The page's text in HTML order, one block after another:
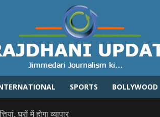
SPORTS BOLLYWOOD
घरों में होगा व्‍यापार